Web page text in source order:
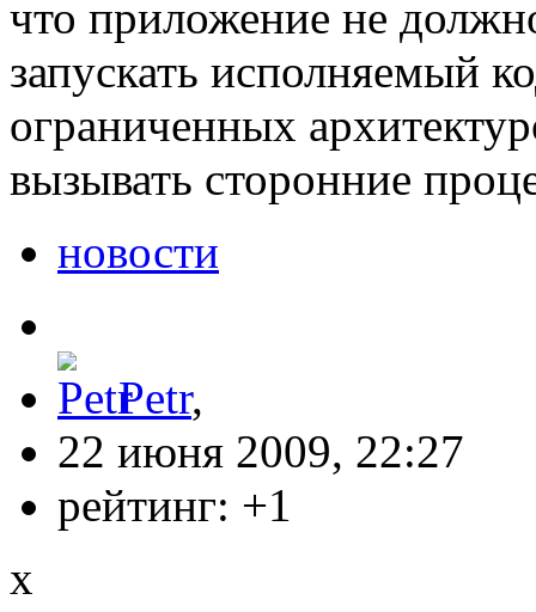
что приложение не
запускать исполняемый
ограниченных
вызывать сторонние
новости
Petr,
22 июня 2009, 22:27
рейтинг: +1
x